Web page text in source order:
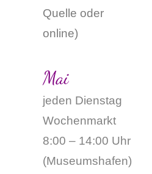
Quelle oder
online)
Mai
jeden Dienstag
Wochenmarkt
8:00 – 14:00 Uhr
(Museumshafen)